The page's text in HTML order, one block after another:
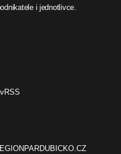
i jednotlivce.
RSS